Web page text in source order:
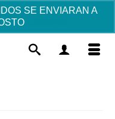
SE ENVIARAN A